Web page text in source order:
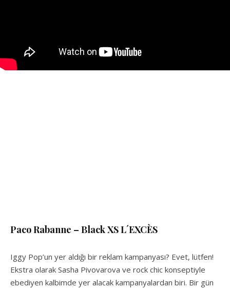
Paco Rabanne – Black XS L´EXCÈS
Iggy Pop’un yer aldığı bir reklam kampanyası? Evet, lütfen!
Ekstra olarak Sasha Pivovarova ve rock chic konseptiyle
ebediyen kalbimde yer alacak kampanyalardan biri. Bir gün